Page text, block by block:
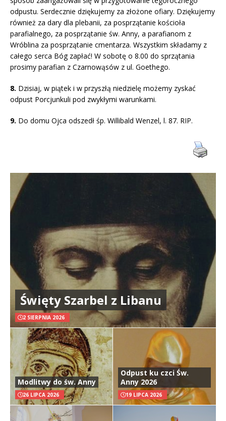
odpustu. Serdecznie dziękujemy za złożone ofiary. Dziękujemy
również za dary dla plebanii, za posprzątanie kościoła
parafialnego, za posprzątanie św. Anny, a parafianom z
Wróblina za posprzątanie cmentarza. Wszystkim składamy z
całego serca Bóg zapłać! W sobotę o 8.00 do sprzątania
prosimy parafian z Czarnowąsów z ul. Goethego.
8. Dzisiaj, w piątek i w przyszłą niedzielę możemy zyskać
odpust Porcjunkuli pod zwykłymi warunkami.
9. Do domu Ojca odszedł śp. Willibald Wenzel, l. 87. RIP.
Święty Szarbel z Libanu
2 SIERPNIA 2026
Modlitwy do św. Anny
26 LIPCA 2026
Odpust ku czci Św.
Anny 2026
19 LIPCA 2026